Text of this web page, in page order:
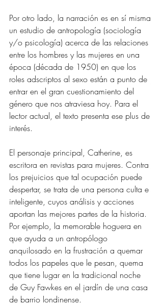
Por otro lado, la narración es en sí misma
un estudio de antropología (sociología
y/o psicología) acerca de las relaciones
entre los hombres y las mujeres en una
época (década de 1950) en que los
roles adscriptos al sexo están a punto de
entrar en el gran cuestionamiento del
género que nos atraviesa hoy. Para el
lector actual, el texto presenta ese plus de
interés.
El personaje principal, Catherine, es
escritora en revistas para mujeres. Contra
los prejuicios que tal ocupación puede
despertar, se trata de una persona culta e
inteligente, cuyos análisis y acciones
aportan las mejores partes de la historia.
Por ejemplo, la memorable hoguera en
que ayuda a un antropólogo
anquilosado en la frustración a quemar
todos los papeles que le pesan, quema
que tiene lugar en la tradicional noche
de Guy Fawkes en el jardín de una casa
de barrio londinense.